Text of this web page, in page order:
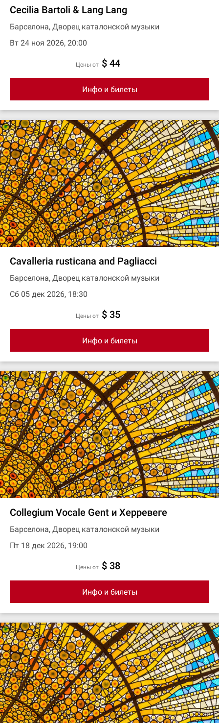
Cecilia Bartoli & Lang Lang
Барселона, Дворец каталонской музыки
Вт 24 ноя 2026, 20:00
цены от $ 44
Инфо и билеты
Cavalleria rusticana and Pagliacci
Барселона, Дворец каталонской музыки
Сб 05 дек 2026, 18:30
цены от $ 35
Инфо и билеты
Collegium Vocale Gent и Херревеге
Барселона, Дворец каталонской музыки
Пт 18 дек 2026, 19:00
цены от $ 38
Инфо и билеты